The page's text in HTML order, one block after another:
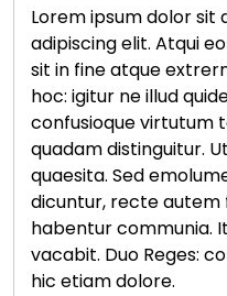
Lorem ipsum dolor
adipiscing elit. Atqui
sit in fine atque
hoc: igitur ne illud
confusioque virtutum
quadam distinguitur.
quaesita. Sed
dicuntur, recte
habentur communia.
vacabit. Duo Reges:
hic etiam dolore.